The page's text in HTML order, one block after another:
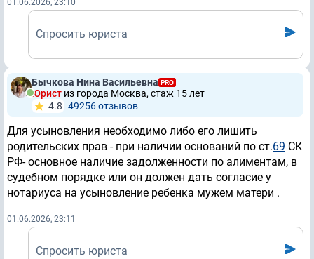
01.06.2026, 23:10
Спросить юриста
Бычкова Нина Васильевна PRO
Юрист из города Москва, стаж 15 лет
4.8 49256 отзывов
Для усыновления необходимо либо его лишить
родительских прав - при наличии оснований по ст.69 СК
РФ- основное наличие задолженности по алиментам, в
судебном порядке или он должен дать согласие у
нотариуса на усыновление ребенка мужем матери .
01.06.2026, 23:11
Спросить юриста